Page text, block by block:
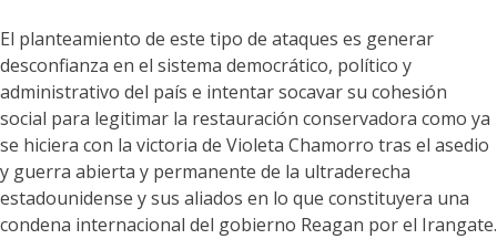
El planteamiento de este tipo de ataques es generar
desconfianza en el sistema democrático, político y
administrativo del país e intentar socavar su cohesión
social para legitimar la restauración conservadora como ya
se hiciera con la victoria de Violeta Chamorro tras el asedio
y guerra abierta y permanente de la ultraderecha
estadounidense y sus aliados en lo que constituyera una
condena internacional del gobierno Reagan por el Irangate.